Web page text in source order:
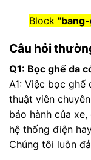
Block
Câu hỏi
Q1: Bọc ghế da
A1: Việc bọc
thuật viên
bảo hành của
hệ thống điện
Chúng tôi luôn